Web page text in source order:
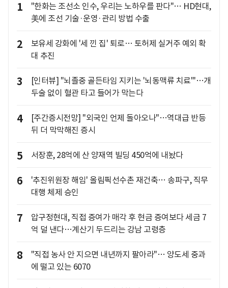
1
"한화는 조선소 인수, 우리는 노하우를 판다"… HD현대,
美에 조선 기술·운영·관리 방법 수출
2
보유세 강화에 '세 낀 집' 퇴로… 토허제 실거주 예외 확
대 추진
3
[인터뷰] "뇌졸중 골든타임 지키는 '뇌동맥류 치료'"…개
두술 없이 혈관 타고 들어가 막는다
4
[주간증시전망] "외국인 언제 돌아오나"…역대급 반등
뒤 더 막막해진 증시
5 서장훈, 28억에 산 양재역 빌딩 450억에 내놨다
6
'추진위원장 해임' 올림픽선수촌 재건축… 송파구, 직무
대행 체제 승인
7
압구정현대, 직접 증여가 매각 후 현금 증여보다 세금 7
억 덜 낸다…계산기 두드리는 강남 고령층
8
"직접 농사 안 지으면 내년까지 팔아라"… 양도세 중과
에 떨고 있는 6070